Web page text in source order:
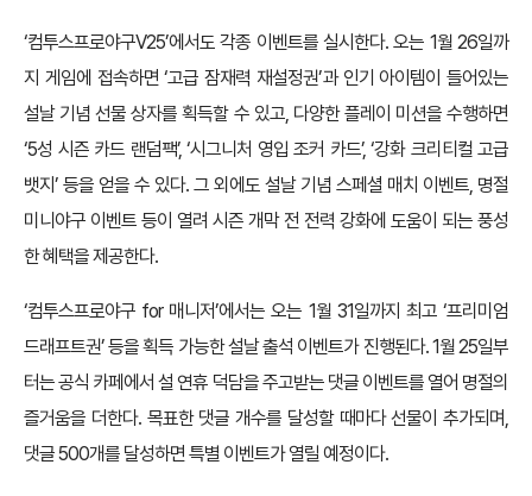
‘컴투스프로야구V25’에서도 각종 이벤트를 실시한다. 오는 1월 26일까
지 게임에 접속하면 ‘고급 잠재력 재설정권’과 인기 아이템이 들어있는
설날 기념 선물 상자를 획득할 수 있고, 다양한 플레이 미션을 수행하면
‘5성 시즌 카드 랜덤팩’, ‘시그니처 영입 조커 카드’, ‘강화 크리티컬 고급
뱃지’ 등을 얻을 수 있다. 그 외에도 설날 기념 스페셜 매치 이벤트, 명절
미니야구 이벤트 등이 열려 시즌 개막 전 전력 강화에 도움이 되는 풍성
한 혜택을 제공한다.
‘컴투스프로야구 for 매니저’에서는 오는 1월 31일까지 최고 ‘프리미엄
드래프트권’ 등을 획득 가능한 설날 출석 이벤트가 진행된다. 1월 25일부
터는 공식 카페에서 설 연휴 덕담을 주고받는 댓글 이벤트를 열어 명절의
즐거움을 더한다. 목표한 댓글 개수를 달성할 때마다 선물이 추가되며,
댓글 500개를 달성하면 특별 이벤트가 열릴 예정이다.